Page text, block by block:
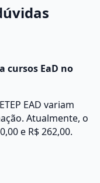
cursos EaD no
EAD variam
Atualmente, o
e R$ 262,00.